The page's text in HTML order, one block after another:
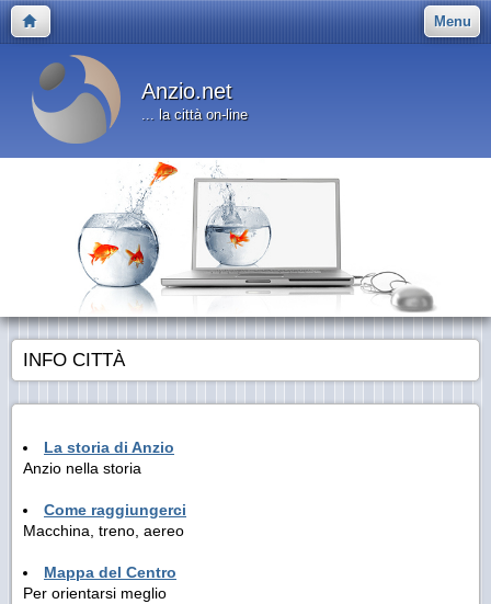
Menu
Anzio.net
... la città on-line
INFO CITTÀ
La storia di Anzio
Anzio nella storia
Come raggiungerci
Macchina, treno, aereo
Mappa del Centro
Per orientarsi meglio